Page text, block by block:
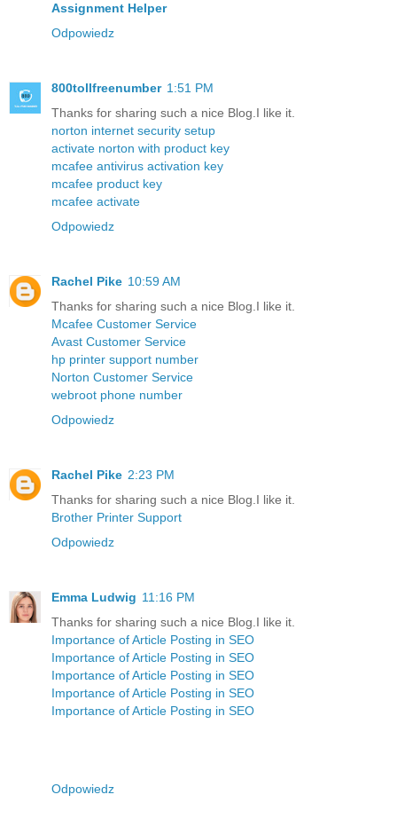
Assignment Helper
Odpowiedz
800tollfreenumber 1:51 PM
Thanks for sharing such a nice Blog.I like it.
norton internet security setup
activate norton with product key
mcafee antivirus activation key
mcafee product key
mcafee activate
Odpowiedz
Rachel Pike 10:59 AM
Thanks for sharing such a nice Blog.I like it.
Mcafee Customer Service
Avast Customer Service
hp printer support number
Norton Customer Service
webroot phone number
Odpowiedz
Rachel Pike 2:23 PM
Thanks for sharing such a nice Blog.I like it.
Brother Printer Support
Odpowiedz
Emma Ludwig 11:16 PM
Thanks for sharing such a nice Blog.I like it.
Importance of Article Posting in SEO
Importance of Article Posting in SEO
Importance of Article Posting in SEO
Importance of Article Posting in SEO
Importance of Article Posting in SEO
Odpowiedz